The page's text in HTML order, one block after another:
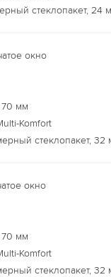
стеклопакет, 24
окно
70 мм
Komfort
стеклопакет, 32
окно
70 мм
Komfort
стеклопакет, 32